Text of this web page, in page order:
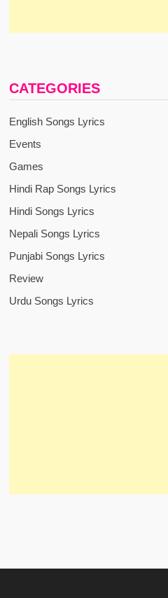
CATEGORIES
English Songs Lyrics
Events
Games
Hindi Rap Songs Lyrics
Hindi Songs Lyrics
Nepali Songs Lyrics
Punjabi Songs Lyrics
Review
Urdu Songs Lyrics